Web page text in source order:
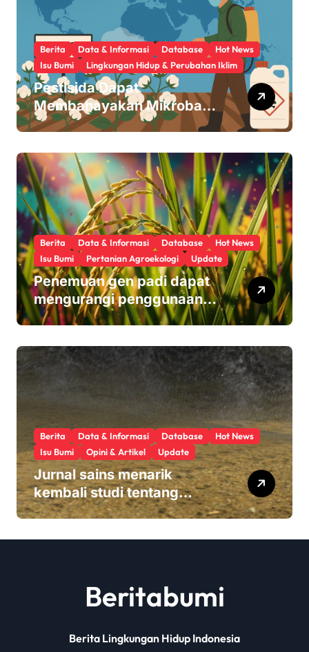
Berita Data & Informasi Database
Hot News
Isu Bumi
Lingkungan Hidup & Perubahan Iklim
Pestisida Dapat
Membahayakan Mikroba
Usus Kita
Berita Data & Informasi Database
Hot News
Isu Bumi
Pertanian Agroekologi Update
Penemuan gen padi dapat
mengurangi penggunaan
pupuk sekaligus melindungi
Berita Data & Informasi Database
Hot News
Isu Bumi
Opini & Artikel Update
Jurnal sains menarik
kembali studi tentang
keamanan Monsanto
Beritabumi
Berita Lingkungan Hidup Indonesia